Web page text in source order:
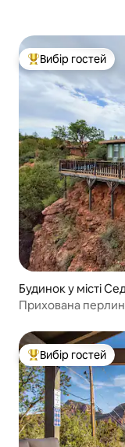
Топ вибір гостей
Вибір гостей
Будинок у місті
Прихована
Топ вибір гостей
Вибір гостей